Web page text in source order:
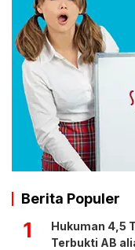
Berita Populer
1
Hukuman 4,5
Terbukti AB